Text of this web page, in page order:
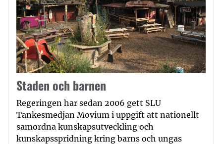
Staden och barnen
Regeringen har sedan 2006 gett SLU
Tankesmedjan Movium i uppgift att nationellt
samordna kunskapsutveckling och
kunskapsspridning kring barns och ungas